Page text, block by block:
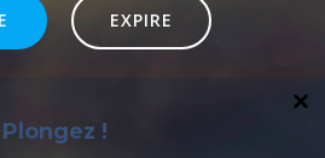
EXPIRE
Plongez !